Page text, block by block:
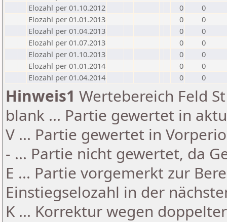
Elozahl per 01.10.2012
0
0
Elozahl per 01.01.2013
0
0
Elozahl per 01.04.2013
0
0
Elozahl per 01.07.2013
0
0
Elozahl per 01.10.2013
0
0
Elozahl per 01.01.2014
0
0
Elozahl per 01.04.2014
0 0
Hinweis1 Wertebereich Feld
blank ... Partie gewertet in
V ... Partie gewertet in
- ... Partie nicht gewertet, da
E ... Partie vorgemerkt zur
Einstiegselozahl in der
K ... Korrektur wegen